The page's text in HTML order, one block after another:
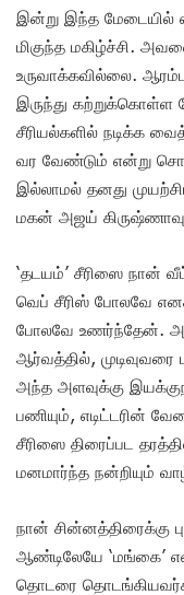
இன்று இந்த மேடையில்
மிகுந்த மகிழ்ச்சி.
உருவாக்கவில்லை.
இருந்து கற்றுக்கொள்ள
சீரியல்களில் நடிக்க
வர வேண்டும் என்று
இல்லாமல் தனது
மகன் அஜய்
‘தடயம்’ சீரிஸை நான்
வெப் சீரிஸ் போலவே
போலவே உணர்ந்தேன்.
ஆர்வத்தில், முடிவுவரை
அந்த அளவுக்கு
பணியும், எடிட்டரின்
சீரிஸை திரைப்பட
மனமார்ந்த நன்றியும்
நான் சின்னத்திரைக்கு
ஆண்டிலேயே ‘மங்கை’
தொடரை